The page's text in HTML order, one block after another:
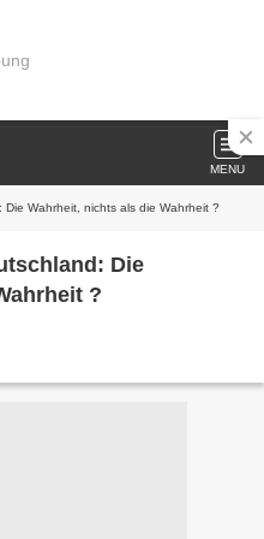
MENU
Wahrheit, nichts als die Wahrheit ?
Die
?